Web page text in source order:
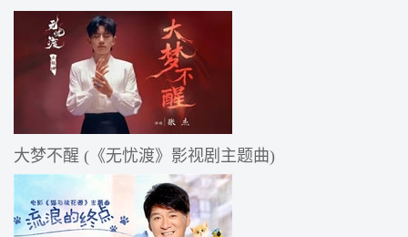
大梦不醒 (《无忧渡》影视剧主题曲)